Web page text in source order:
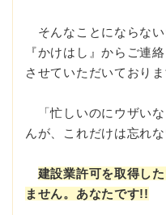
そんなことにならない
『かけはし』からご連
させていただいておりま
「忙しいのにウザい
んが、これだけは忘れな
建設業許可を取得し
ません。あなたです!!